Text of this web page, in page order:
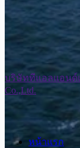
บริษัททีแอลแอนด์เ
Co.,Ltd.
หน้าแรก